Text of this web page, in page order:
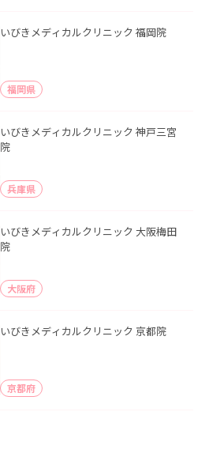
いびきメディカルクリニック 福岡院
福岡県
いびきメディカルクリニック 神戸三宮
院
兵庫県
いびきメディカルクリニック 大阪梅田
院
大阪府
いびきメディカルクリニック 京都院
京都府